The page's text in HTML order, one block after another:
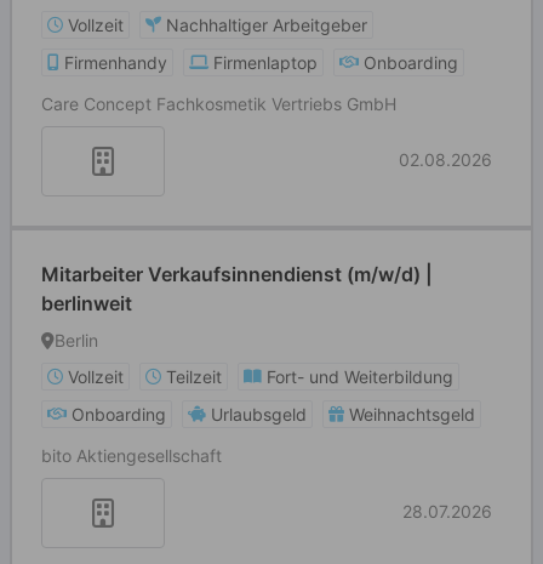
Vollzeit
Nachhaltiger Arbeitgeber
Firmenhandy
Firmenlaptop
Onboarding
Care Concept Fachkosmetik Vertriebs GmbH
02.08.2026
Mitarbeiter Verkaufsinnendienst (m/w/d) |
berlinweit
Berlin
Vollzeit
Teilzeit
Fort- und Weiterbildung
Onboarding
Urlaubsgeld
Weihnachtsgeld
bito Aktiengesellschaft
28.07.2026